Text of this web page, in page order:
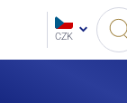
CZK